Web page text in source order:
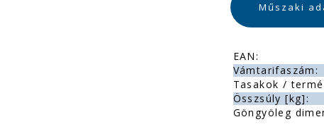
Műszaki
EAN:
Vámtarifaszám:
Tasakok /
Összsúly [kg]:
Göngyöleg